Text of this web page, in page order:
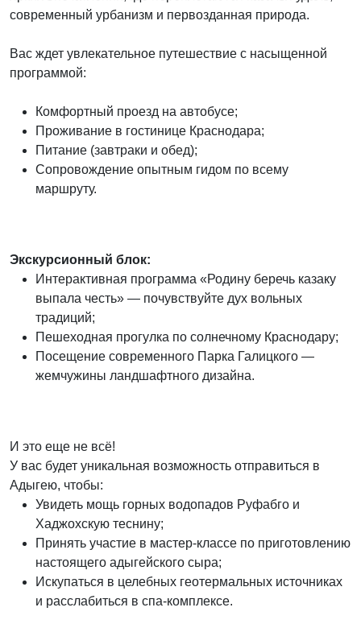
современный урбанизм и первозданная природа.
Вас ждет увлекательное путешествие с насыщенной
программой:
Комфортный проезд на автобусе;
Проживание в гостинице Краснодара;
Питание (завтраки и обед);
Сопровождение опытным гидом по всему
маршруту.
Экскурсионный блок:
Интерактивная программа «Родину беречь казаку
выпала честь» — почувствуйте дух вольных
традиций;
Пешеходная прогулка по солнечному Краснодару;
Посещение современного Парка Галицкого —
жемчужины ландшафтного дизайна.
И это еще не всё!
У вас будет уникальная возможность отправиться в
Адыгею, чтобы:
Увидеть мощь горных водопадов Руфабго и
Хаджохскую теснину;
Принять участие в мастер-классе по приготовлению
настоящего адыгейского сыра;
Искупаться в целебных геотермальных источниках
и расслабиться в спа-комплексе.